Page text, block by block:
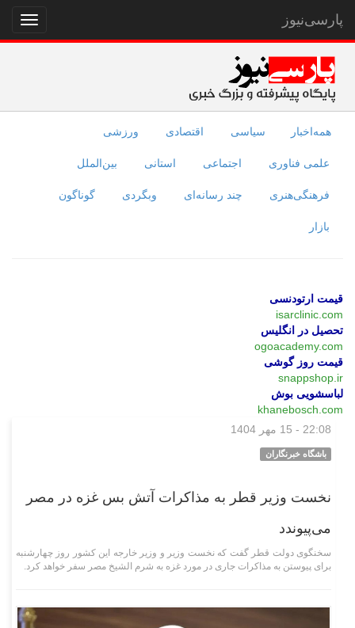
نمایش
منو
پارسی‌نیوز
همه‌اخبار سیاسی اقتصادی ورزشی
علمی فناوری اجتماعی استانی بین‌الملل
فرهنگی‌هنری چند رسانه‌ای وبگردی گوناگون
بازار
قیمت ارتودنسی
isarclinic.com
تحصیل در انگلیس
ogoacademy.com
قیمت روز گوشی
snappshop.ir
لباسشویی بوش
khanebosch.com
22:08 - 15 مهر 1404
باشگاه خبرنگاران
نخست وزیر قطر به مذاکرات آتش بس غزه در مصر
می‌پیوندد
سخنگوی دولت قطر گفت که نخست وزیر و وزیر خارجه این کشور روز چهارشنبه
برای پیوستن به مذاکرات جاری در مورد غزه به شرم الشیخ مصر سفر خواهد کرد.